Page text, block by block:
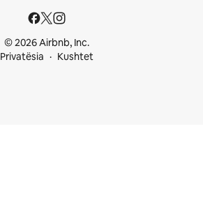
© 2026 Airbnb, Inc.
Privatësia
Kushtet